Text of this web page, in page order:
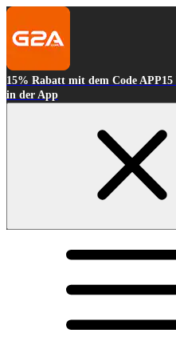
15% Rabatt mit dem Code
in der App